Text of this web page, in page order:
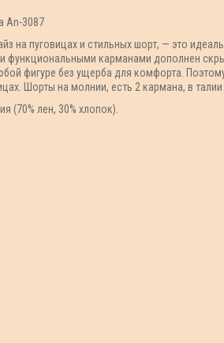
An-3087
на пуговицах и стильных шорт, — это
карманами дополнен
фигуре без ущерба для комфорта.
Шорты на молнии, есть 2 кармана, в
(70% лен, 30% хлопок).